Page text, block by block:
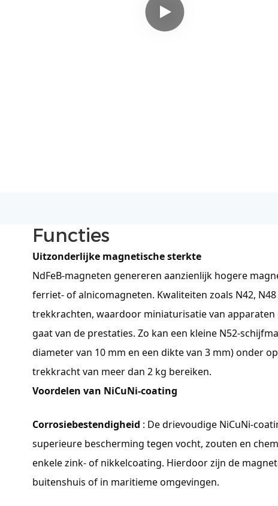
Functies
Uitzonderlijke magnetische sterkte
NdFeB-magneten genereren aanzienlijk hogere
ferriet- of alnicomagneten. Kwaliteiten zoals N42,
trekkrachten, waardoor miniaturisatie van
gaat van de prestaties. Zo kan een kleine N52-
diameter van 10 mm en een dikte van 3 mm) onder
trekkracht van meer dan 2 kg bereiken.
Voordelen van NiCuNi-coating
Corrosiebestendigheid : De drievoudige NiCuNi-
superieure bescherming tegen vocht, zouten en
enkele zink- of nikkelcoating. Hierdoor zijn de
buitenshuis of in maritieme omgevingen.